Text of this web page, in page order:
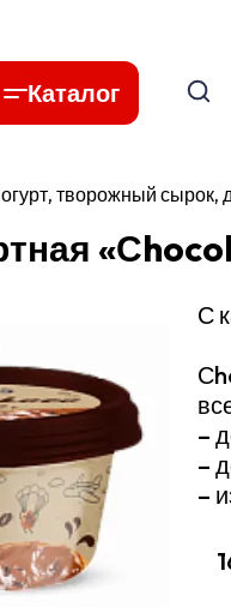
Каталог
творожный сырок,
С
–
–
–